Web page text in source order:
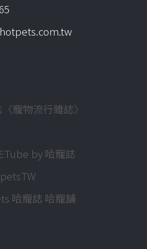
寵物流行雜誌〉
by 哈寵誌
哈寵誌 哈寵舖